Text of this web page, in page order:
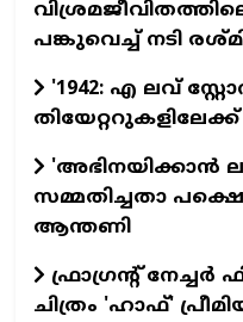
പങ്കുവെച്ച് നടി
'1942: എ ലവ്
തിയേറ്ററുകളിലേക്ക്
'അഭിനയിക്കാന്‍
സമ്മതിച്ചതാ
ആന്തണി
ഫ്രാഗ്രന്റ് നേച്ചര്‍
ചിത്രം 'ഹാഫ്'